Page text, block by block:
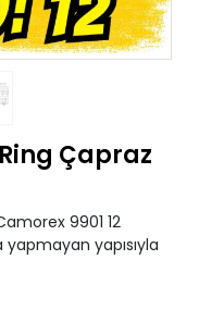
Çapraz
9901 12
yapmayan yapısıyla